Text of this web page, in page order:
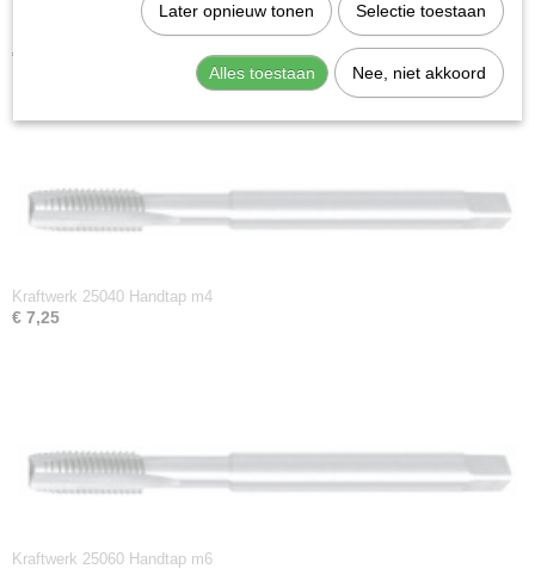
Kraftwerk 25030 Handtap m3
€ 7,25
Kraftwerk 25040 Handtap m4
€ 7,25
Kraftwerk 25060 Handtap m6
Later opnieuw tonen Selectie toestaan
Alles toestaan Nee, niet akkoord